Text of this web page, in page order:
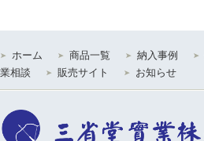
ホーム 商品一覧 納入事例
業相談
販売サイト お知らせ